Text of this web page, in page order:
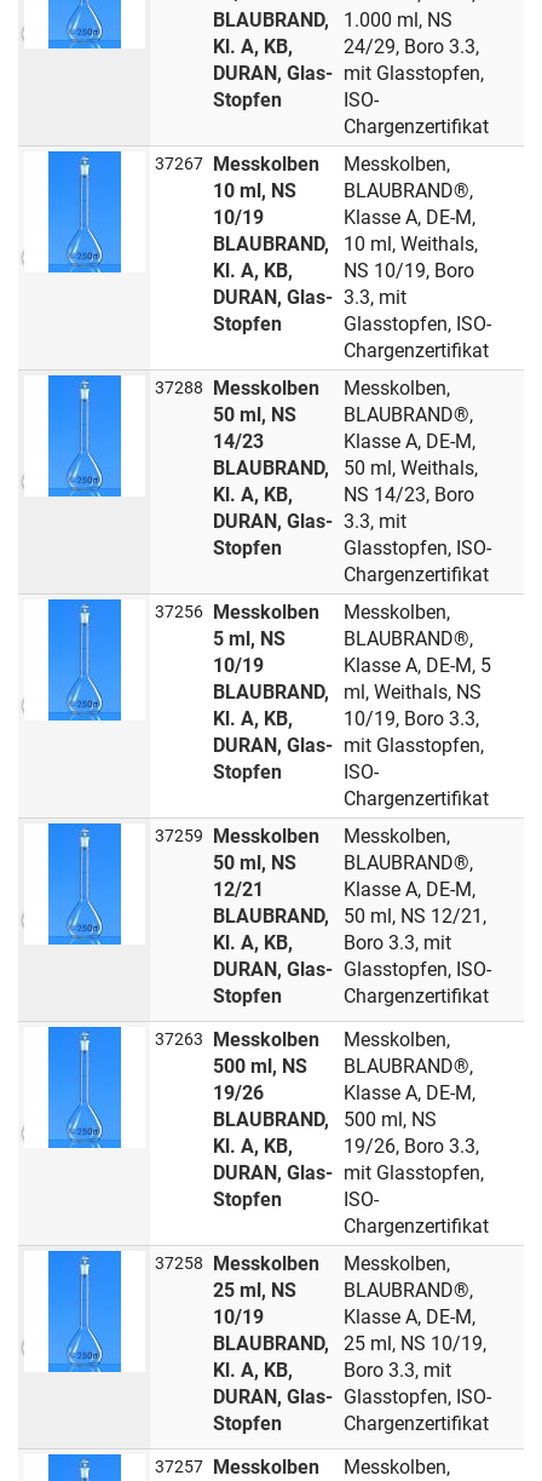
BLAUBRAND,
Kl. A, KB,
DURAN, Glas-
Stopfen
1.000 ml, NS
24/29, Boro 3.3,
mit Glasstopfen,
ISO-
Chargenzertifikat
37267
Messkolben
10 ml, NS
10/19
BLAUBRAND,
Kl. A, KB,
DURAN, Glas-
Stopfen
Messkolben,
BLAUBRAND®,
Klasse A, DE-M,
10 ml, Weithals,
NS 10/19, Boro
3.3, mit
Glasstopfen, ISO-
Chargenzertifikat
37288
Messkolben
50 ml, NS
14/23
BLAUBRAND,
Kl. A, KB,
DURAN, Glas-
Stopfen
Messkolben,
BLAUBRAND®,
Klasse A, DE-M,
50 ml, Weithals,
NS 14/23, Boro
3.3, mit
Glasstopfen, ISO-
Chargenzertifikat
37256
Messkolben
5 ml, NS
10/19
BLAUBRAND,
Kl. A, KB,
DURAN, Glas-
Stopfen
Messkolben,
BLAUBRAND®,
Klasse A, DE-M, 5
ml, Weithals, NS
10/19, Boro 3.3,
mit Glasstopfen,
ISO-
Chargenzertifikat
37259
Messkolben
50 ml, NS
12/21
BLAUBRAND,
Kl. A, KB,
DURAN, Glas-
Stopfen
Messkolben,
BLAUBRAND®,
Klasse A, DE-M,
50 ml, NS 12/21,
Boro 3.3, mit
Glasstopfen, ISO-
Chargenzertifikat
37263
Messkolben
500 ml, NS
19/26
BLAUBRAND,
Kl. A, KB,
DURAN, Glas-
Stopfen
Messkolben,
BLAUBRAND®,
Klasse A, DE-M,
500 ml, NS
19/26, Boro 3.3,
mit Glasstopfen,
ISO-
Chargenzertifikat
37258
Messkolben
25 ml, NS
10/19
BLAUBRAND,
Kl. A, KB,
DURAN, Glas-
Stopfen
Messkolben,
BLAUBRAND®,
Klasse A, DE-M,
25 ml, NS 10/19,
Boro 3.3, mit
Glasstopfen, ISO-
Chargenzertifikat
37257
Messkolben
Messkolben,